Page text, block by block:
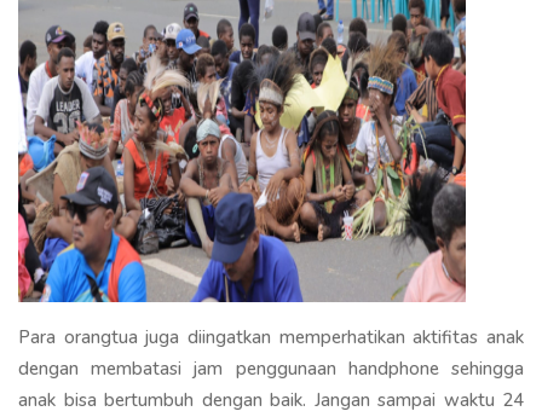
Para orangtua juga diingatkan memperhatikan aktifitas anak
dengan membatasi jam penggunaan handphone sehingga
anak bisa bertumbuh dengan baik. Jangan sampai waktu 24